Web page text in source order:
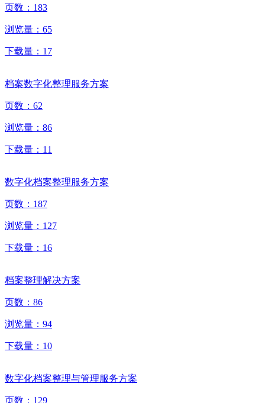
页数： 183
浏览量： 65
下载量： 17
档案数字化整理服务方案
页数： 62
浏览量： 86
下载量： 11
数字化档案整理服务方案
页数： 187
浏览量： 127
下载量： 16
档案整理解决方案
页数： 86
浏览量： 94
下载量： 10
数字化档案整理与管理服务方案
页数： 129